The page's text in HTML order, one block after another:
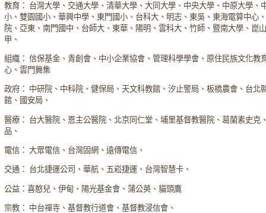
教育： 台灣大學、交通大學、清華大學、大同大學、中央大學、中原大學、
小、雙園國小、華興中學、東門國小、台科大、明志、東吳、東海電算中心
院、亞東、南門國中、台師大、東華、陽明、雲科大、竹師、暨南大學、崑
甲、
組織： 信保基金、青創會、中小企業協會、管理科學學會、原住民族文化教
心、雲門舞集
政府： 中研院、中科院、健保局、天文科教館、汐止警局、板橋農會、台北
館、國安局、
醫療： 台大醫院、恩主公醫院、北京同仁堂、埔里基督教醫院、葛蘭素史克
品、
電信： 大眾電信、台灣固網、遠傳電信、
交通： 台北捷運公司、華航、五崧捷運、台灣智慧卡、
公益：喜憨兒、伊甸、陽光基金會、蒲公英、貓頭鷹
宗教： 中台禪寺、基督教行道會、基督教浸信會、